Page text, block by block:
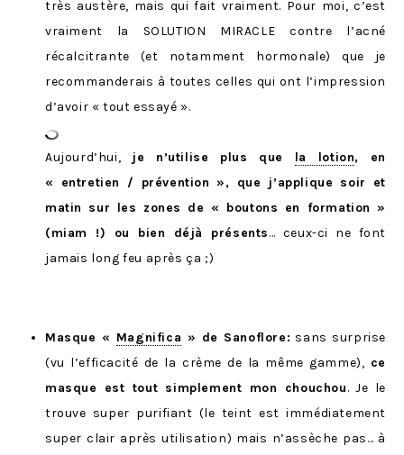
très austère, mais qui fait vraiment. Pour moi, c’est
vraiment la SOLUTION MIRACLE contre l’acné
récalcitrante (et notamment hormonale) que je
recommanderais à toutes celles qui ont l’impression
d’avoir « tout essayé ».
Aujourd’hui, je n’utilise plus que la lotion, en
« entretien / prévention », que j’applique soir et
matin sur les zones de « boutons en formation »
(miam !) ou bien déjà présents… ceux-ci ne font
jamais long feu après ça ;)
Masque « Magnifica » de Sanoflore: sans surprise
(vu l’efficacité de la crème de la même gamme), ce
masque est tout simplement mon chouchou. Je le
trouve super purifiant (le teint est immédiatement
super clair après utilisation) mais n’assèche pas… à